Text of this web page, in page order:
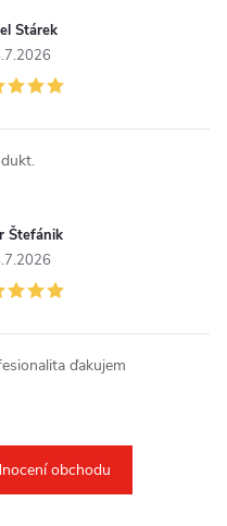
Stárek
Štefánik
ďakujem
obchodu